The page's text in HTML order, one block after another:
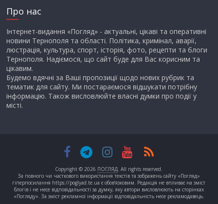
Про нас
Інтернет-видання «Погляд» - актуальні, цікаві та оперативні
новини Тернополя та області. Політика, кримінал, аварії,
люстрація, культура, спорт, історія, фото, рецепти та блоги
Тернополя. Надіємося, що сайт буде для Вас корисним та
цікавим.
Будемо вдячні за Ваші пропозиції щодо нових рубрик та
тематик для сайту. Ми постараємося відшукати потрібну
інформацію. Також висловлюйте власні думки про події у
місті.
Copyright © 2026 ПОГЛЯД . All rights reserved.
За повного чи часткового використання текстів та зображень сайту «Погляд»
гіперпосилання https://poglyad.te.ua є обов’язковим. Редакція не впливає на зміст
блогів і не несе відповідальності за думку, яку автори висловлюють на сторінках
«Погляду». За зміст рекламної інформації відповідальність несе рекламодавець.